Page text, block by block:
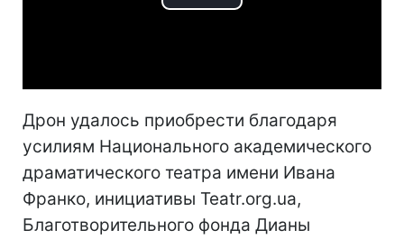
Play
Дрон удалось приобрести благодаря
усилиям Национального академического
драматического театра имени Ивана
Франко, инициативы Teatr.org.ua,
Благотворительного фонда Дианы